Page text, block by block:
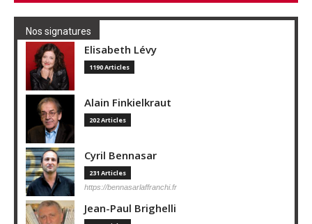
Nos signatures
Elisabeth Lévy
1190 Articles
Alain Finkielkraut
202 Articles
Cyril Bennasar
231 Articles
https://bennasarlaffranchi.fr
Jean-Paul Brighelli